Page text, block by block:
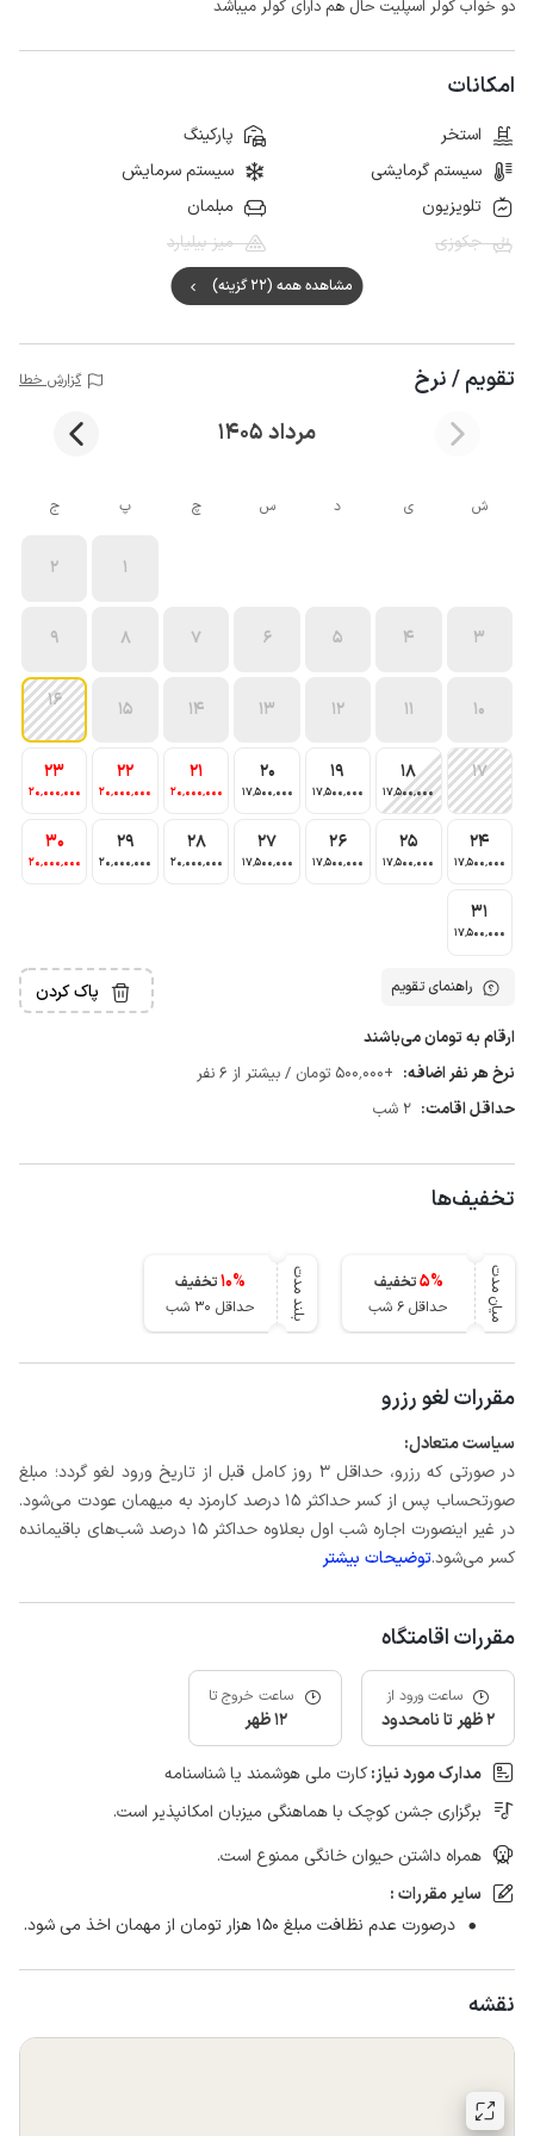
دو خواب کولر اسپلیت حال هم دارای کولر میباشد
امکانات
استخر
پارکینگ
سیستم گرمایشی
سیستم سرمایش
تلویزیون
مبلمان
جکوزی
میز بیلیارد
مشاهده همه (22 گزینه)
تقویم / نرخ گزارش خطا
مرداد 1405
ش ی د س چ پ ج
1
2
3
4
5
6
7
8
9
10
11
12
13
14
15
16
17
18
17٬500٬000
19
17٬500٬000
20
17٬500٬000
21
20٬000٬000
22
20٬000٬000
23
20٬000٬000
24
17٬500٬000
25
17٬500٬000
26
17٬500٬000
27
17٬500٬000
28
20٬000٬000
29
20٬000٬000
30
20٬000٬000
31
17٬500٬000
راهنمای تقویم پاک کردن
ارقام به تومان می‌باشند
نرخ هر نفر اضافه: +500٬000 تومان / بیشتر از 6 نفر
حداقل اقامت: 2 شب
تخفیف‌ها
میان مدت 5%
تخفیف
حداقل 6 شب
بلند مدت 10%
تخفیف
حداقل 30 شب
مقررات لغو رزرو
سیاست متعادل:
در صورتی که رزرو، حداقل 3 روز کامل قبل از تاریخ ورود لغو گردد؛ مبلغ
صورتحساب پس از کسر حداکثر 15 درصد کارمزد به میهمان عودت می‌شود.
در غیر اینصورت اجاره شب اول بعلاوه حداکثر 15 درصد شب‌های باقیمانده
کسر می‌شود.توضیحات بیشتر
مقررات اقامتگاه
ساعت ورود از
2 ظهر تا نامحدود
ساعت خروج تا
12 ظهر
مدارک مورد نیاز:کارت ملی هوشمند یا شناسنامه
برگزاری جشن کوچک با هماهنگی میزبان امکانپذیر است.
همراه داشتن حیوان خانگی ممنوع است.
سایر مقررات :
درصورت عدم نظافت مبلغ 150 هزار تومان از مهمان اخذ می شود.
نقشه